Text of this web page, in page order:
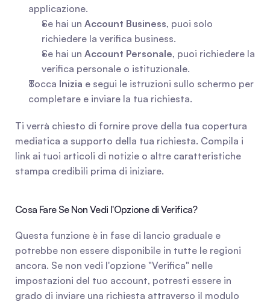
applicazione.
Se hai un Account Business, puoi solo
richiedere la verifica business.
Se hai un Account Personale, puoi richiedere la
verifica personale o istituzionale.
Tocca Inizia e segui le istruzioni sullo schermo per
completare e inviare la tua richiesta.
Ti verrà chiesto di fornire prove della tua copertura
mediatica a supporto della tua richiesta. Compila i
link ai tuoi articoli di notizie o altre caratteristiche
stampa credibili prima di iniziare.
Cosa Fare Se Non Vedi l'Opzione di Verifica?
Questa funzione è in fase di lancio graduale e
potrebbe non essere disponibile in tutte le regioni
ancora. Se non vedi l'opzione "Verifica" nelle
impostazioni del tuo account, potresti essere in
grado di inviare una richiesta attraverso il modulo